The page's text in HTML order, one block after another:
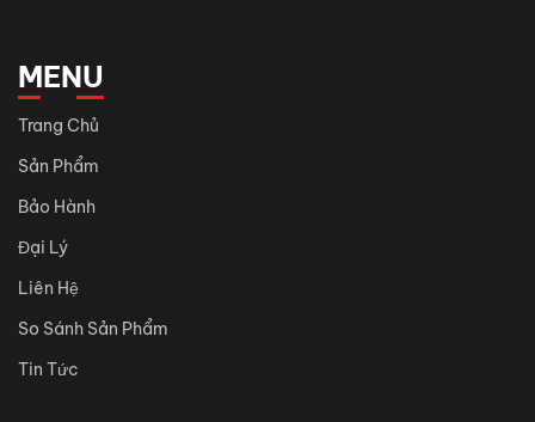
MENU
Trang Chủ
Sản Phẩm
Bảo Hành
Đại Lý
Liên Hệ
So Sánh Sản Phẩm
Tin Tức